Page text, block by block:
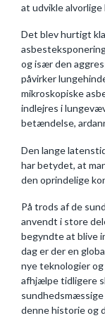
at udvikle
Det blev hurtigt
og især den
påvirker
mikroskopiske
indlejres i
betændelse,
Den lange
har betydet, at
den oprindelige
På trods af de
anvendt i store
begyndte at blive
dag er der en
nye teknologier
afhjælpe tidligere
denne historie og